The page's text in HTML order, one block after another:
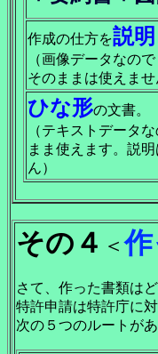
作成の仕方を説明
（画像データなので
そのままは使えませ
ひな形の文書。
（テキストデータ
まま使えます。説
ん）
その４ ＜
さて、作った書類は
特許申請は特許庁に
次の５つのルートが